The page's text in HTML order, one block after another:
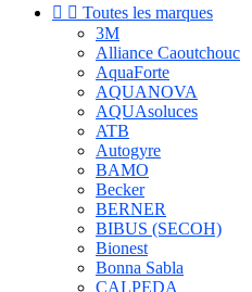
  Toutes les marques
3M
Alliance Caoutchouc
AquaForte
AQUANOVA
AQUAsoluces
ATB
Autogyre
BAMO
Becker
BERNER
BIBUS (SECOH)
Bionest
Bonna Sabla
CALPEDA